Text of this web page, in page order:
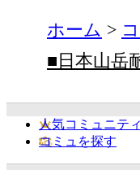
ホーム
■日本山岳
人気コミュニティ
コミュを探す